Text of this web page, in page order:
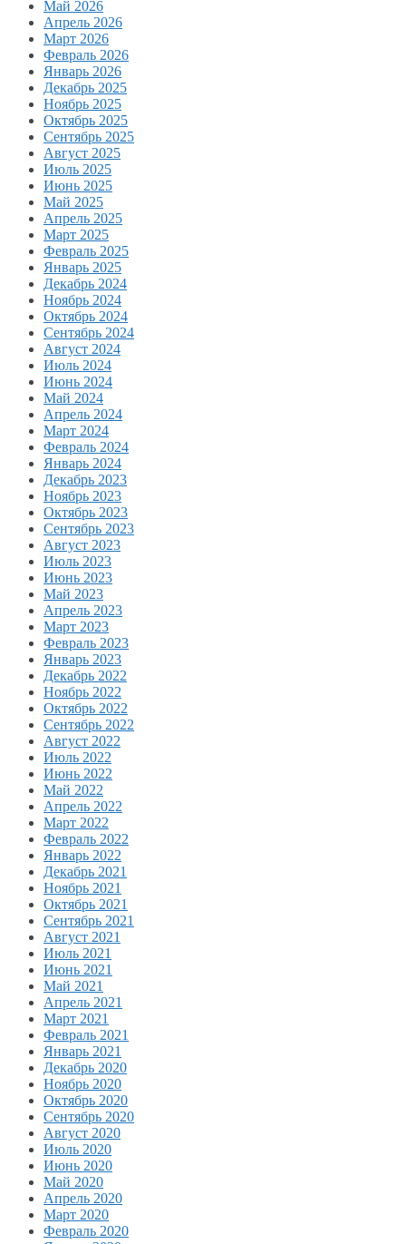
Май 2026
Апрель 2026
Март 2026
Февраль 2026
Январь 2026
Декабрь 2025
Ноябрь 2025
Октябрь 2025
Сентябрь 2025
Август 2025
Июль 2025
Июнь 2025
Май 2025
Апрель 2025
Март 2025
Февраль 2025
Январь 2025
Декабрь 2024
Ноябрь 2024
Октябрь 2024
Сентябрь 2024
Август 2024
Июль 2024
Июнь 2024
Май 2024
Апрель 2024
Март 2024
Февраль 2024
Январь 2024
Декабрь 2023
Ноябрь 2023
Октябрь 2023
Сентябрь 2023
Август 2023
Июль 2023
Июнь 2023
Май 2023
Апрель 2023
Март 2023
Февраль 2023
Январь 2023
Декабрь 2022
Ноябрь 2022
Октябрь 2022
Сентябрь 2022
Август 2022
Июль 2022
Июнь 2022
Май 2022
Апрель 2022
Март 2022
Февраль 2022
Январь 2022
Декабрь 2021
Ноябрь 2021
Октябрь 2021
Сентябрь 2021
Август 2021
Июль 2021
Июнь 2021
Май 2021
Апрель 2021
Март 2021
Февраль 2021
Январь 2021
Декабрь 2020
Ноябрь 2020
Октябрь 2020
Сентябрь 2020
Август 2020
Июль 2020
Июнь 2020
Май 2020
Апрель 2020
Март 2020
Февраль 2020